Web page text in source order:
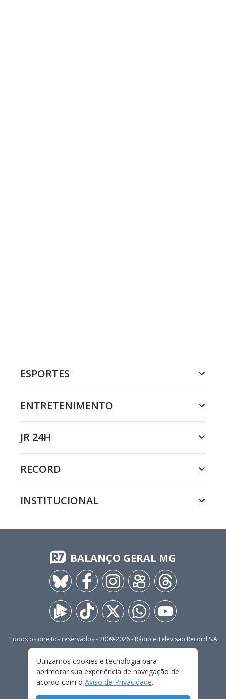
ESPORTES
ENTRETENIMENTO
JR 24H
RECORD
INSTITUCIONAL
BALANÇO GERAL MG
Todos os direitos reservados - 2009-2026- Rádio e Televisão Record S.A
FALE CONOSCO
PRIVACIDADE
TERMOS E CONDIÇÕES DE USO
Utilizamos cookies e tecnologia para
aprimorar sua experiência de navegação de
acordo com o Aviso de Privacidade.